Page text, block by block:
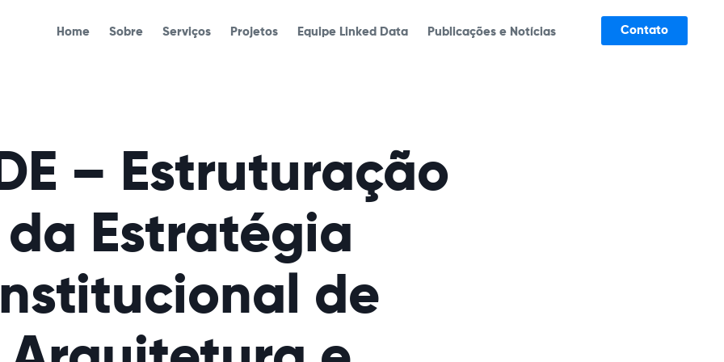
Home Sobre Serviços Projetos Equipe Linked Data Publicações e Notícias Contato
– Estruturação
da Estratégia
de